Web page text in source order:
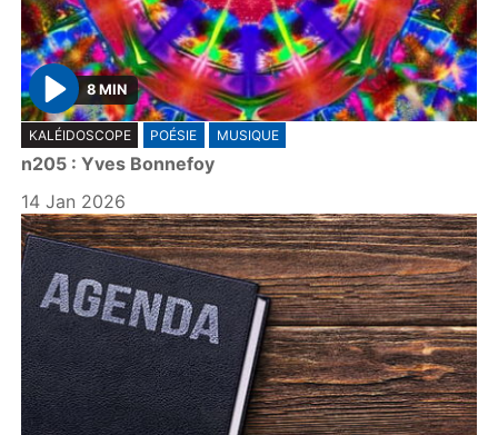
P
l
a
y
8 MIN
KALÉIDOSCOPE POÉSIE MUSIQUE
n205 : Yves Bonnefoy
14 Jan 2026